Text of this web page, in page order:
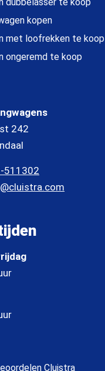
kopen
met loofrekken te koop
ongeremd te koop
242
511302
Cluistra